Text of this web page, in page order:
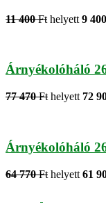
11 400 Ft helyett 9 400
Árnyékolóháló
77 470 Ft helyett 72
Árnyékolóháló
64 770 Ft helyett 61